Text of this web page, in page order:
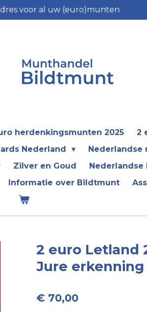
voor al uw (euro)munten
herdenkingsmunten 2025
2
Nederland Nederlandse
Zilver en Goud
Nederlandse
Informatie over Bildtmunt
2 euro Letland
Jure erkenning
€ 70,00